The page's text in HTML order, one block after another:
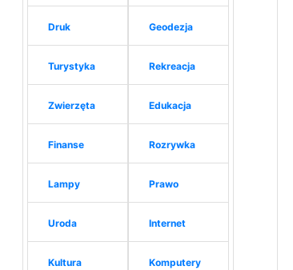
Druk
Turystyka
Zwierzęta
Finanse
Lampy
Uroda
Kultura
Geodezja
Rekreacja
Edukacja
Rozrywka
Prawo
Internet
Komputery